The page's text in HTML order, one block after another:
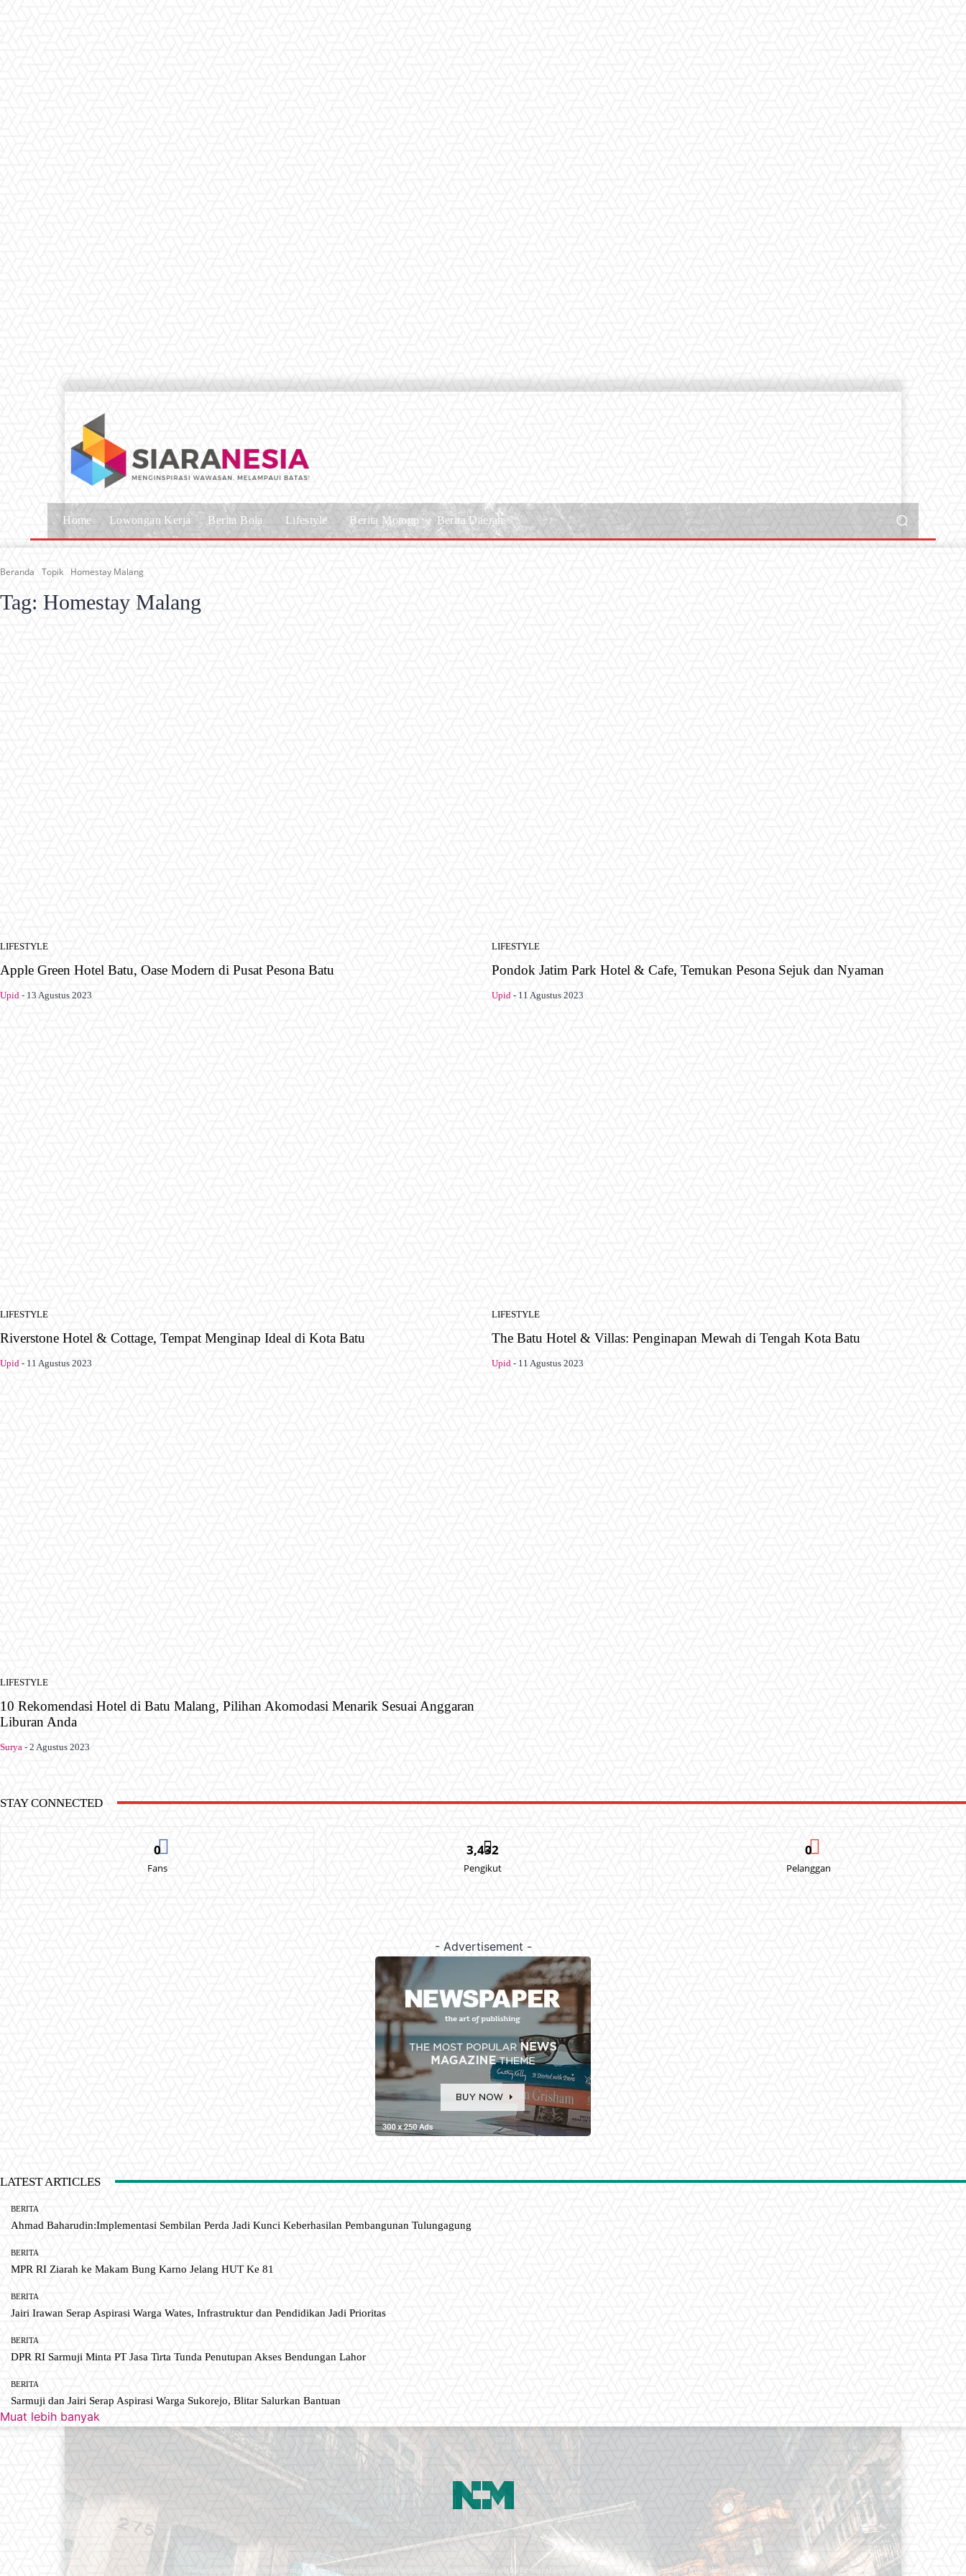
Home Lowongan Kerja Berita Bola Lifestyle Berita Motogp Berita Daerah
Beranda Topik Homestay Malang
Tag: Homestay Malang
LIFESTYLE
Apple Green Hotel Batu, Oase Modern di Pusat Pesona Batu
Upid - 13 Agustus 2023
LIFESTYLE
Pondok Jatim Park Hotel & Cafe, Temukan Pesona Sejuk dan Nyaman
Upid - 11 Agustus 2023
LIFESTYLE
Riverstone Hotel & Cottage, Tempat Menginap Ideal di Kota Batu
Upid - 11 Agustus 2023
LIFESTYLE
The Batu Hotel & Villas: Penginapan Mewah di Tengah Kota Batu
Upid - 11 Agustus 2023
LIFESTYLE
10 Rekomendasi Hotel di Batu Malang, Pilihan Akomodasi Menarik Sesuai Anggaran
Liburan Anda
Surya - 2 Agustus 2023
STAY CONNECTED
0
Fans
3,432
Pengikut
0
Pelanggan
- Advertisement -
LATEST ARTICLES
BERITA
Ahmad Baharudin:Implementasi Sembilan Perda Jadi Kunci Keberhasilan Pembangunan Tulungagung
BERITA
MPR RI Ziarah ke Makam Bung Karno Jelang HUT Ke 81
BERITA
Jairi Irawan Serap Aspirasi Warga Wates, Infrastruktur dan Pendidikan Jadi Prioritas
BERITA
DPR RI Sarmuji Minta PT Jasa Tirta Tunda Penutupan Akses Bendungan Lahor
BERITA
Sarmuji dan Jairi Serap Aspirasi Warga Sukorejo, Blitar Salurkan Bantuan
Muat lebih banyak
Newspaper is your news, entertainment, music fashion website. We provide you with the latest breaking news and videos straight from the entertainment